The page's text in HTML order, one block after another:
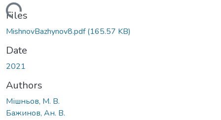
Loading...
Files
MishnovBazhynov8.pdf(165.57 KB)
Date
2021
Authors
Мішньов, М. В.
Бажинов, Ан. В.